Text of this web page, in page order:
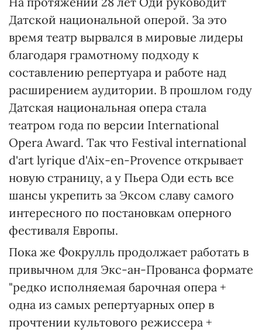
Датской национальной оперой. За это
время театр вырвался в мировые лидеры
благодаря грамотному подходу к
составлению репертуара и работе над
расширением аудитории. В прошлом году
Датская национальная опера стала
театром года по версии International
Opera Award. Так что Festival international
d'art lyrique d'Aix-en-Provence открывает
новую страницу, а у Пьера Оди есть все
шансы укрепить за Эксом славу самого
интересного по постановкам оперного
фестиваля Европы.
Пока же Фокрулль продолжает работать в
привычном для Экс-ан-Прованса формате
"редко исполняемая барочная опера +
одна из самых репертуарных опер в
прочтении культового режиссера +